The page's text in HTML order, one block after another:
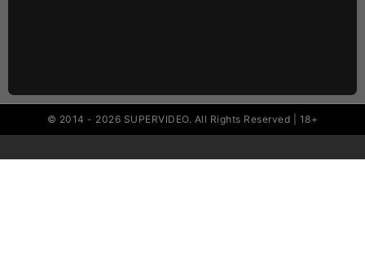
© 2014 - 2026 SUPERVIDEO. All Rights Reserved | 18+